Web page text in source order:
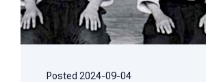
Posted 2024-09-04